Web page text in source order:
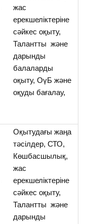
жас
ерекшеліктеріне
сәйкес оқыту,
Талантты және
дарынды
балаларды
оқыту, ОүБ және
оқуды бағалау,
Оқытудағы жаңа
тәсілдер, СТО,
Көшбасшылық,
жас
ерекшеліктеріне
сәйкес оқыту,
Талантты және
дарынды